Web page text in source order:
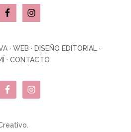
· WEB · DISEÑO EDITORIAL ·
· CONTACTO